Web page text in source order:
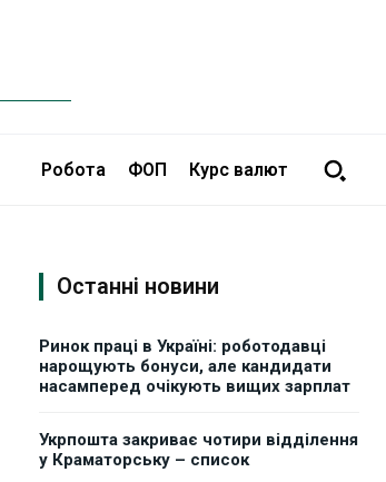
Робота ФОП Курс валют
Останні новини
Ринок праці в Україні: роботодавці
нарощують бонуси, але кандидати
насамперед очікують вищих зарплат
Укрпошта закриває чотири відділення
у Краматорську – список